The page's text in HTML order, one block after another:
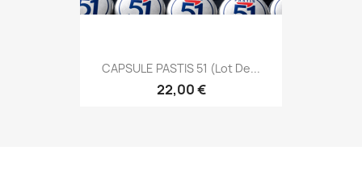
CAPSULE PASTIS 51 (Lot De...
22,00 €